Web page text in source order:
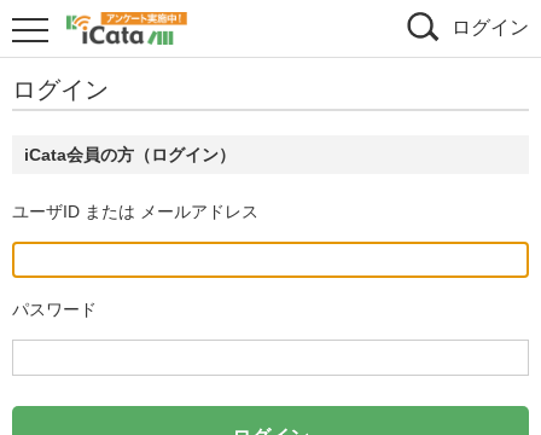
ログイン
ログイン
iCata会員の方（ログイン）
ユーザID または メールアドレス
パスワード